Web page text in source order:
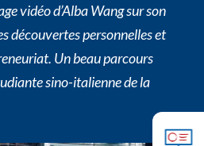
vidéo d’Alba Wang sur son
découvertes personnelles et
Un beau parcours
sino-italienne de la